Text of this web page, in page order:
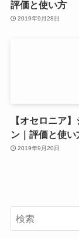
評価と使い方
2019年9月28日
【オセロニア
ン｜評価と使い
2019年9月20日